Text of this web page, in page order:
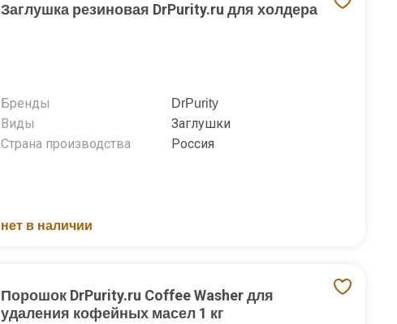
Заглушка резиновая DrPurity.ru для холдера
Бренды
DrPurity
Виды
Заглушки
Страна производства
Россия
нет в наличии
Порошок DrPurity.ru Coffee Washer для
удаления кофейных масел 1 кг